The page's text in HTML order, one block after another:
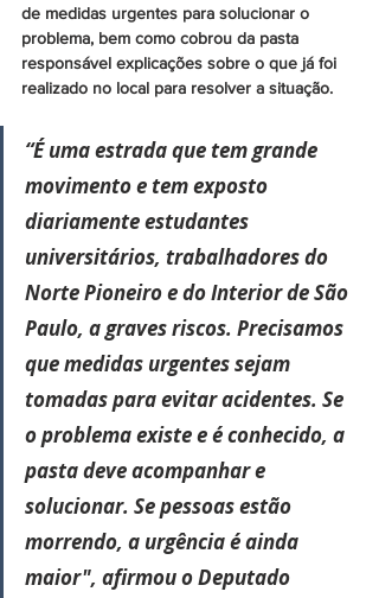
de medidas urgentes para solucionar o
problema, bem como cobrou da pasta
responsável explicações sobre o que já foi
realizado no local para resolver a situação.
“É uma estrada que tem grande
movimento e tem exposto
diariamente estudantes
universitários, trabalhadores do
Norte Pioneiro e do Interior de São
Paulo, a graves riscos. Precisamos
que medidas urgentes sejam
tomadas para evitar acidentes. Se
o problema existe e é conhecido, a
pasta deve acompanhar e
solucionar. Se pessoas estão
morrendo, a urgência é ainda
maior", afirmou o Deputado